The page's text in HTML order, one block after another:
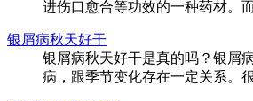
进伤口愈合等功效的一种药材。
银屑病秋天好干
银屑病秋天好干是真的吗？银屑
病，跟季节变化存在一定关系。